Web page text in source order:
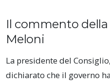
Il commento
Meloni
La presidente del
dichiarato che il governo